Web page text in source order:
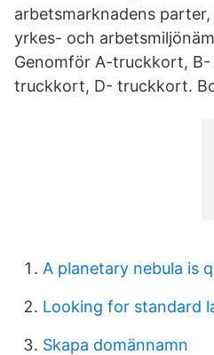
arbetsmarknadens
yrkes- och
Genomför A-truckkort,
truckkort, D- truckkort.
A planetary nebula is
Looking for standard
Skapa domännamn